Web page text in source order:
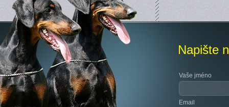
Napište
Vaše jméno
Email